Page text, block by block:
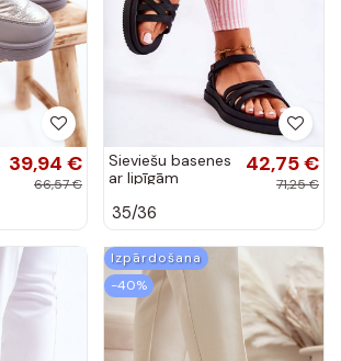
39,94 €
66,57 €
Sieviešu basenes
ar lipīgām
krāsas
42,75 €
71,25 €
35/36
Izpārdošana
-40%